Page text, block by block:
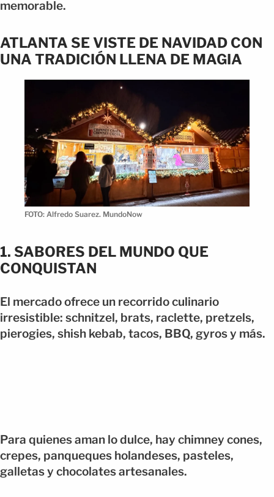
memorable.
ATLANTA SE VISTE DE NAVIDAD CON
UNA TRADICIÓN LLENA DE MAGIA
FOTO: Alfredo Suarez. MundoNow
1. SABORES DEL MUNDO QUE
CONQUISTAN
El mercado ofrece un recorrido culinario
irresistible: schnitzel, brats, raclette, pretzels,
pierogies, shish kebab, tacos, BBQ, gyros y más.
Para quienes aman lo dulce, hay chimney cones,
crepes, panqueques holandeses, pasteles,
galletas y chocolates artesanales.